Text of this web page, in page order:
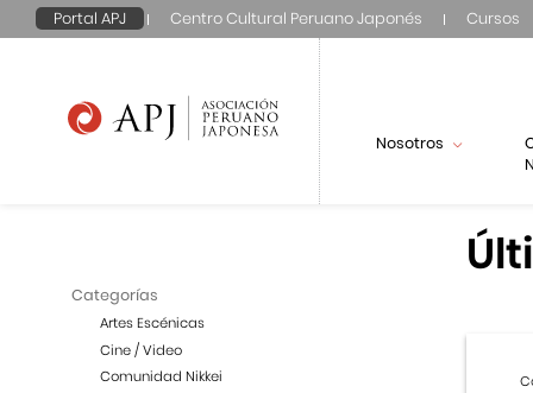
Portal APJ Centro Cultural Peruano Japonés Cursos
Nosotros
Categorías
Artes Escénicas
Cine / Video
Comunidad Nikkei